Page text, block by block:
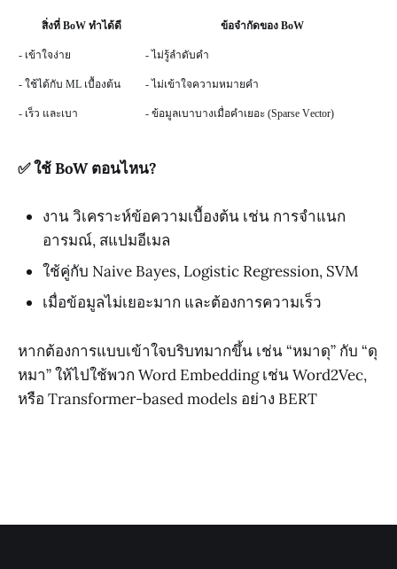
สิ่งที่ BoW ทำได้ดี ข้อจำกัดของ BoW
- เข้าใจง่าย - ไม่รู้ลำดับคำ
- ใช้ได้กับ ML เบื้องต้น - ไม่เข้าใจความหมายคำ
- เร็ว และเบา - ข้อมูลเบาบางเมื่อคำเยอะ (Sparse Vector)
✅ ใช้ BoW ตอนไหน?
งาน วิเคราะห์ข้อความเบื้องต้น เช่น การจำแนก
อารมณ์, สแปมอีเมล
ใช้คู่กับ Naive Bayes, Logistic Regression, SVM
เมื่อข้อมูลไม่เยอะมาก และต้องการความเร็ว
หากต้องการแบบเข้าใจบริบทมากขึ้น เช่น “หมาดุ” กับ “ดุ
หมา” ให้ไปใช้พวก Word Embedding เช่น Word2Vec,
หรือ Transformer-based models อย่าง BERT